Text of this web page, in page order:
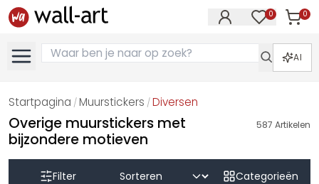
0 0
AI
Startpagina / Muurstickers /Diversen
Overige muurstickers met
bijzondere motieven
587 Artikelen
Filter Categorieën